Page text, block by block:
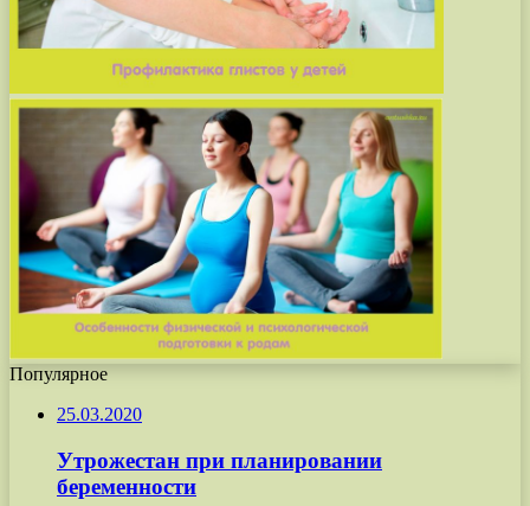
Популярное
25.03.2020
Утрожестан при планировании
беременности